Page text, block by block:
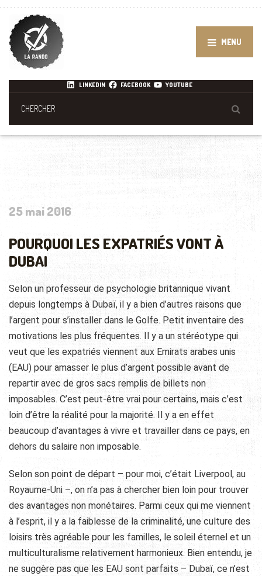
MENU
LINKEDIN FACEBOOK YOUTUBE
25 mai 2016
POURQUOI LES EXPATRIÉS VONT À
DUBAI
Selon un professeur de psychologie britannique vivant
depuis longtemps à Dubaï, il y a bien d’autres raisons que
l’argent pour s’installer dans le Golfe. Petit inventaire des
motivations les plus fréquentes. Il y a un stéréotype qui
veut que les expatriés viennent aux Emirats arabes unis
(EAU) pour amasser le plus d’argent possible avant de
repartir avec de gros sacs remplis de billets non
imposables. C’est peut-être vrai pour certains, mais c’est
loin d’être la réalité pour la majorité. Il y a en effet
beaucoup d’avantages à vivre et travailler dans ce pays, en
dehors du salaire non imposable.
Selon son point de départ – pour moi, c’était Liverpool, au
Royaume-Uni –, on n’a pas à chercher bien loin pour trouver
des avantages non monétaires. Parmi ceux qui me viennent
à l’esprit, il y a la faiblesse de la criminalité, une culture des
loisirs très agréable pour les familles, le soleil éternel et un
multiculturalisme relativement harmonieux. Bien entendu, je
ne suggère pas que les EAU sont parfaits – Dubaï, ce n’est